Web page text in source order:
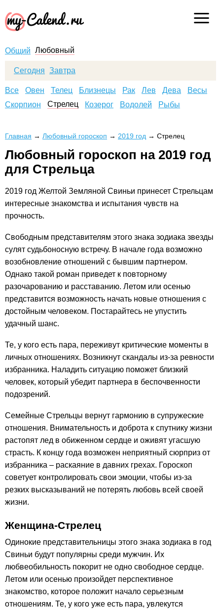
Общий Любовный
Сегодня Завтра
Все Овен Телец Близнецы Рак Лев Дева
Весы
Скорпион
Стрелец Козерог Водолей Рыбы
Главная → Любовный гороскоп → 2019 год → Стрелец
Любовный гороскоп на 2019 год
для Стрельца
2019 год Желтой Земляной Свиньи принесет Стрельцам
интересные знакомства и испытания чувств на
прочность.
Свободным представителям этого знака зодиака звезды
сулят судьбоносную встречу. В начале года возможно
возобновление отношений с бывшим партнером.
Однако такой роман приведет к повторному
разочарованию и расставанию. Летом или осенью
представится возможность начать новые отношения с
достойным человеком. Постарайтесь не упустить
удачный шанс.
Те, у кого есть пара, переживут критические моменты в
личных отношениях. Возникнут скандалы из-за ревности
избранника. Наладить ситуацию поможет близкий
человек, который убедит партнера в беспочвенности
подозрений.
Семейные Стрельцы вернут гармонию в супружеские
отношения. Внимательность и доброта к спутнику жизни
растопят лед в обиженном сердце и оживят угасшую
страсть. К концу года возможен неприятный сюрприз от
избранника – раскаяние в давних грехах. Гороскоп
советует контролировать свои эмоции, чтобы из-за
резких высказываний не потерять любовь всей своей
жизни.
Женщина-Стрелец
Одинокие представительницы этого знака зодиака в год
Свиньи будут популярны среди мужчин. Их
любвеобильность покорит не одно свободное сердце.
Летом или осенью произойдет перспективное
знакомство, которое положит начало серьезным
отношениям. Те, у кого уже есть пара, увлекутся